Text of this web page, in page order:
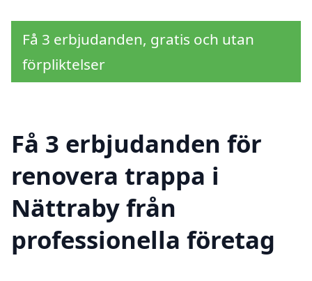
Få 3 erbjudanden, gratis och utan
förpliktelser
Få 3 erbjudanden för
renovera trappa i
Nättraby från
professionella företag